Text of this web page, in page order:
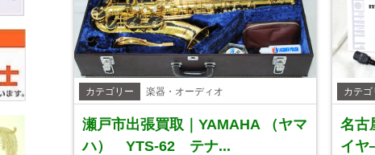
カテゴリー 楽器・オーディオ
瀬戸市出張買取｜YAMAHA （ヤマ
ハ） YTS-62 テナ...
カテゴ
名古
イ